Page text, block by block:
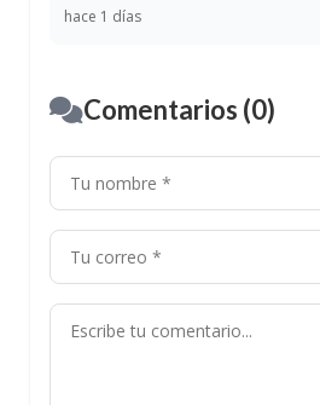
hace 1 días
Comentarios (0)